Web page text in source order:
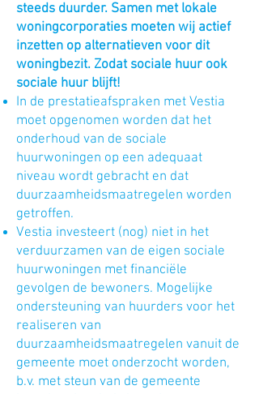
steeds duurder. Samen met lokale
woningcorporaties moeten wij actief
inzetten op alternatieven voor dit
woningbezit. Zodat sociale huur ook
sociale huur blijft!
In de prestatieafspraken met Vestia
moet opgenomen worden dat het
onderhoud van de sociale
huurwoningen op een adequaat
niveau wordt gebracht en dat
duurzaamheidsmaatregelen worden
getroffen.
Vestia investeert (nog) niet in het
verduurzamen van de eigen sociale
huurwoningen met financiële
gevolgen de bewoners. Mogelijke
ondersteuning van huurders voor het
realiseren van
duurzaamheidsmaatregelen vanuit de
gemeente moet onderzocht worden,
b.v. met steun van de gemeente